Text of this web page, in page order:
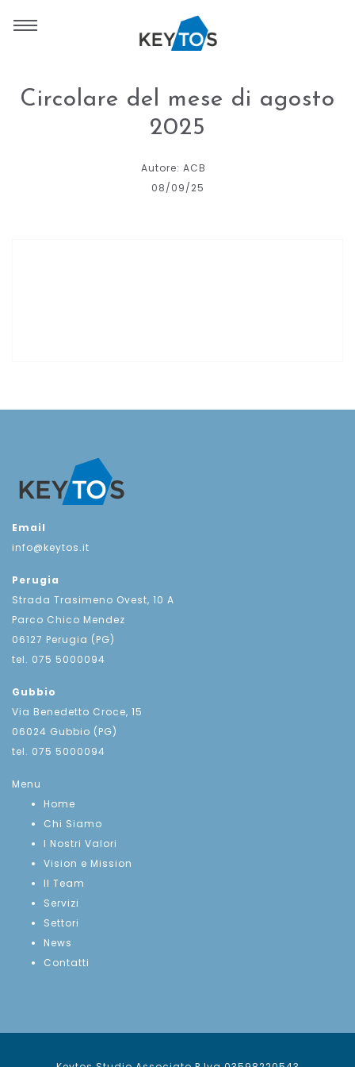
Circolare del mese di agosto
2025
Autore: ACB
08/09/25
Email
info@keytos.it
Perugia
Strada Trasimeno Ovest, 10 A
Parco Chico Mendez
06127 Perugia (PG)
tel. 075 5000094
Gubbio
Via Benedetto Croce, 15
06024 Gubbio (PG)
tel. 075 5000094
Menu
Home
Chi Siamo
I Nostri Valori
Vision e Mission
Il Team
Servizi
Settori
News
Contatti